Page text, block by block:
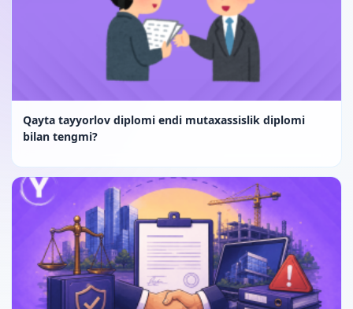
Qayta tayyorlov diplomi endi mutaxassislik diplomi
bilan tengmi?